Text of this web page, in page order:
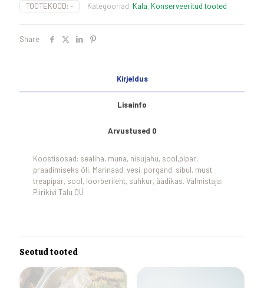
TOOTEKOOD: - Kategooriad: Kala, Konserveeritud tooted
Share
Kirjeldus
Lisainfo
Arvustused 0
Koostisosad: sealiha, muna, nisujahu, sool,pipar,
praadimiseks õli. Marinaad: vesi, porgand, sibul, must
treapipar, sool, loorberileht, suhkur, äädikas. Valmistaja:
Piirikivi Talu OÜ
Seotud tooted